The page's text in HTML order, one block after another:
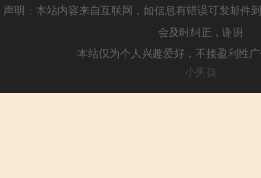
声明：本站内容来自互联网，如信息有错误可发邮件
会及时纠正，谢谢
本站仅为个人兴趣爱好，不接盈利性
小男孩